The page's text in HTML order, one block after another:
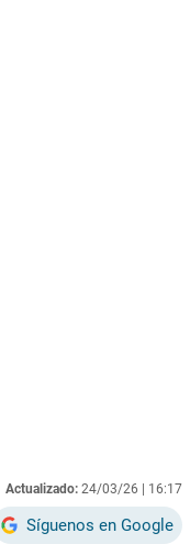
Actualizado: 24/03/26 | 16:17
Síguenos en Google